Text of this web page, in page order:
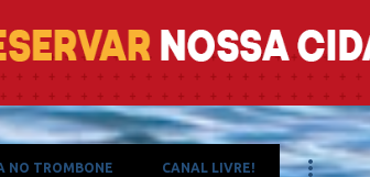
NO TROMBONE CANAL LIVRE!